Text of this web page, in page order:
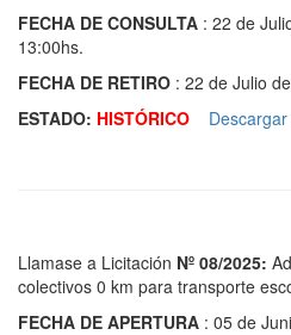
FECHA DE CONSULTA : 22 de
13:00hs.
FECHA DE RETIRO : 22 de Julio
ESTADO: HISTÓRICO
Llamase a Licitación Nº 08/2025:
colectivos 0 km para transporte
FECHA DE APERTURA : 05 de